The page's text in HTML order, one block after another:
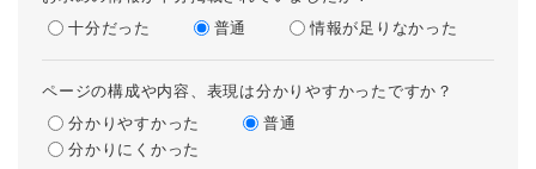
十分だった
普通 情報が足りなかった
ページの構成や内容、表現は分かりやすかったですか？
分かりやすかった
普通
分かりにくかった